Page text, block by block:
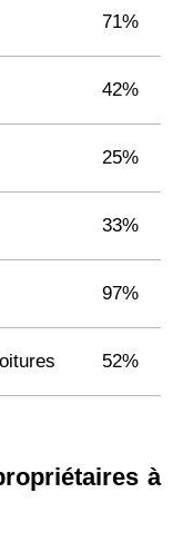
71%
42%
25%
33%
97%
52%
à